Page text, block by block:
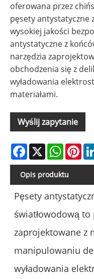
oferowana przez
pęsety antystatyczne
wysokiej jakości
antystatyczne z
narzędzia
obchodzenia się z
wyładowania
materiałami.
Wyślij zapytanie
Facebook
X
Opis produktu
Pęsety
światłowodową to
zaprojektowane z
manipulowaniu
wyładowania